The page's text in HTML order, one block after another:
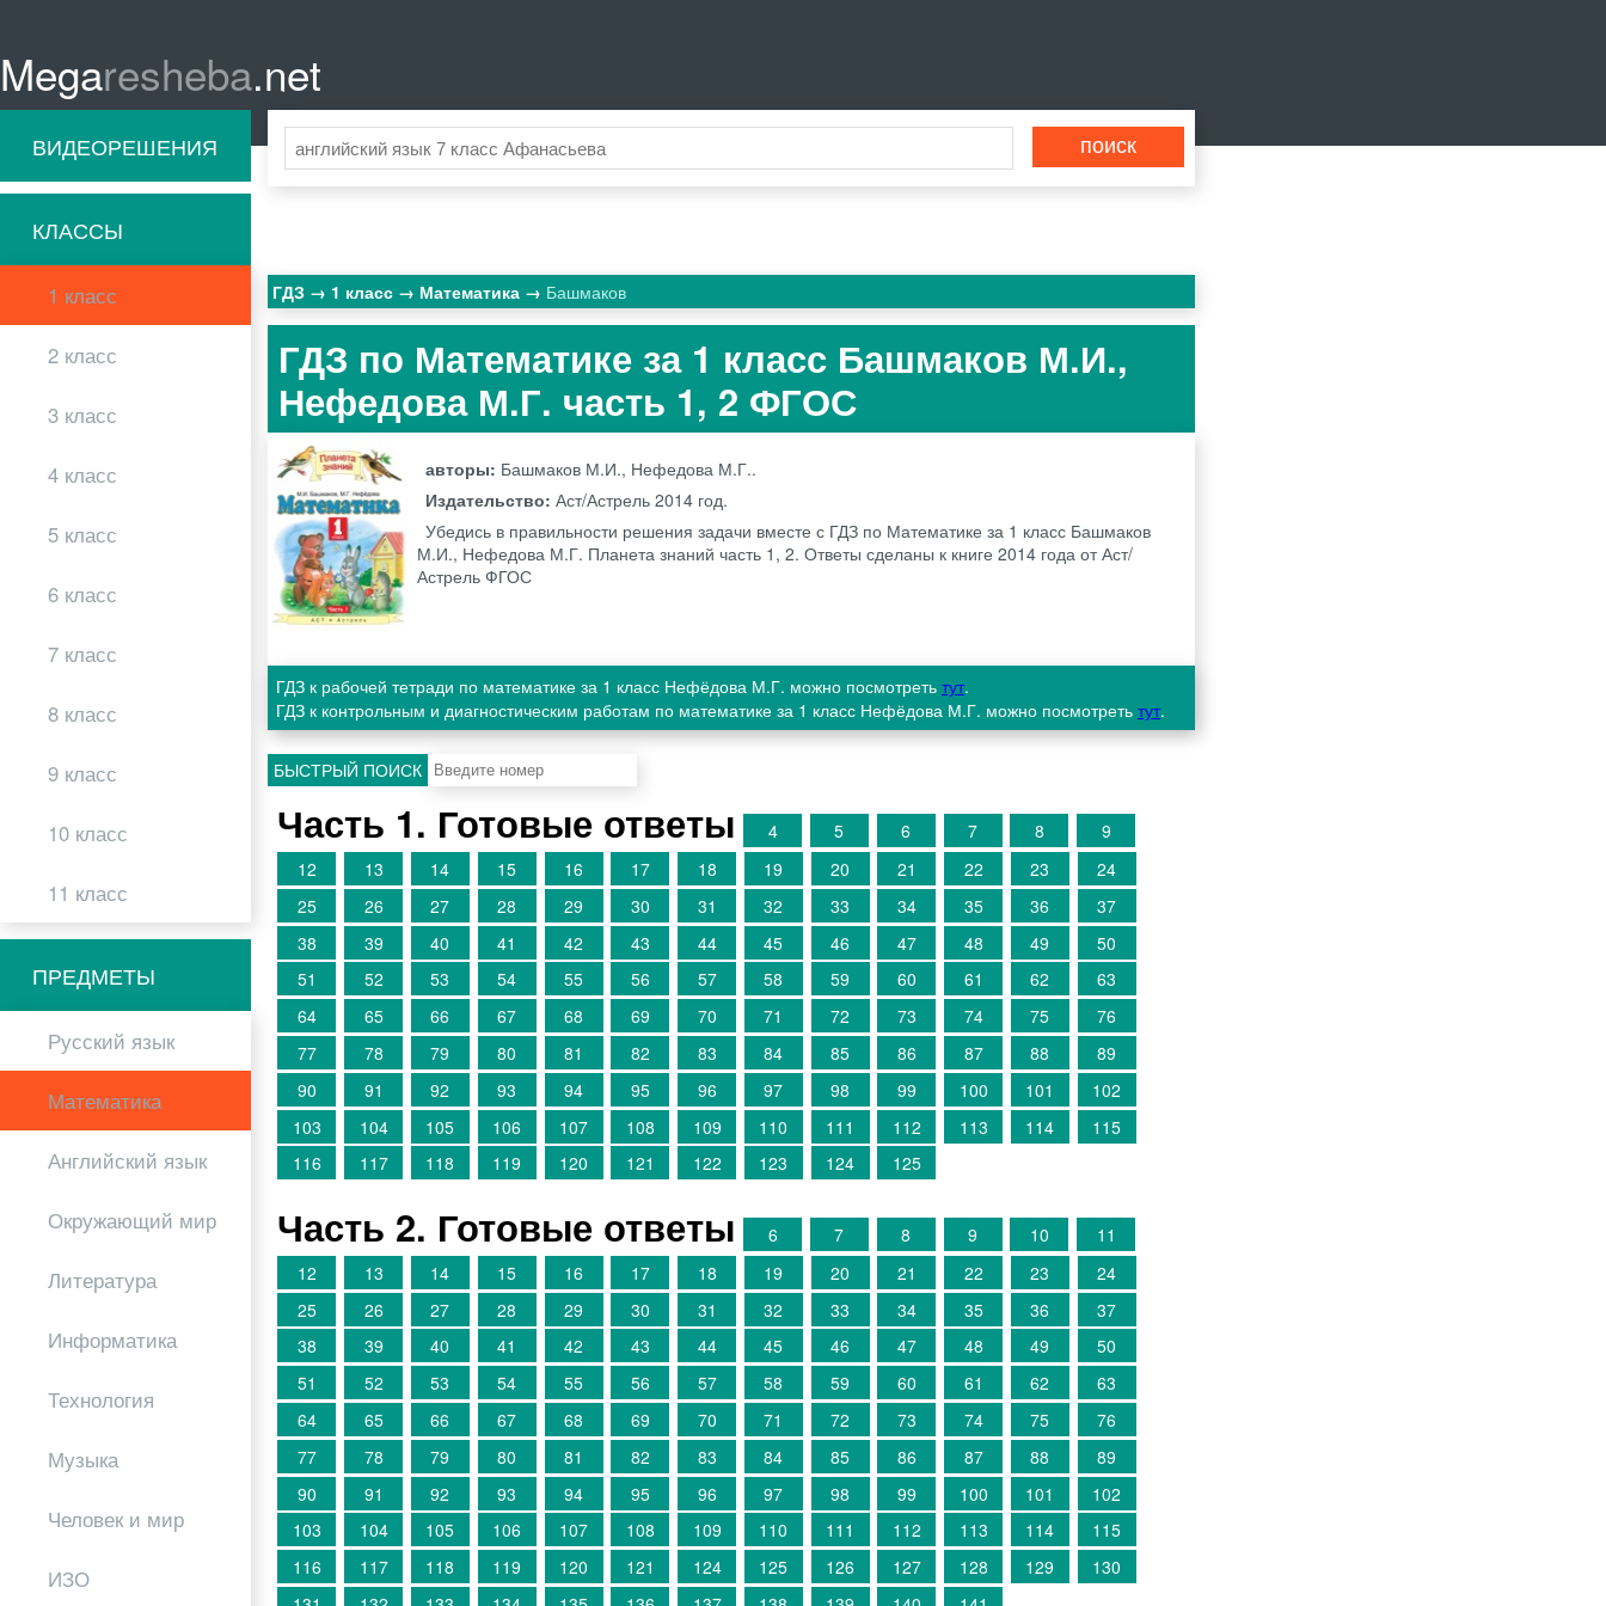
Megaresheba.net
ВИДЕОРЕШЕНИЯ
КЛАССЫ
1 класс
2 класс
3 класс
4 класс
5 класс
6 класс
7 класс
8 класс
9 класс
10 класс
11 класс
ПРЕДМЕТЫ
Русский язык
Математика
Английский язык
Окружающий мир
Литература
Информатика
Технология
Музыка
Человек и мир
ИЗО
ГДЗ 1 класс Математика Башмаков
ГДЗ по Математике за 1 класс Башмаков М.И.,
Нефедова М.Г. часть 1, 2 ФГОС
авторы: Башмаков М.И., Нефедова М.Г..
Издательство:Аст/Астрель 2014 год.
Убедись в правильности решения задачи вместе с ГДЗ по Математике за 1 класс Башмаков
М.И., Нефедова М.Г. Планета знаний часть 1, 2. Ответы сделаны к книге 2014 года от Аст/
Астрель ФГОС
ГДЗ к рабочей тетради по математике за 1 класс Нефёдова М.Г. можно посмотреть тут.
ГДЗ к контрольным и диагностическим работам по математике за 1 класс Нефёдова М.Г. можно посмотреть тут.
БЫСТРЫЙ ПОИСК
Часть 1. Готовые ответы 4 5 6 7 8
9
12
13 14 15 16 17 18 19 20 21 22 23
24
25
26 27 28 29 30 31 32 33 34 35 36
37
38
39 40 41 42 43 44 45 46 47 48 49
50
51
52 53 54 55 56 57 58 59 60 61 62
63
64
65 66 67 68 69 70 71 72 73 74 75
76
77
78 79 80 81 82 83 84 85 86 87 88
89
90
91 92 93 94 95 96 97 98 99 100 101
102
103
104 105 106 107 108 109 110 111 112 113 114
115
116
117 118 119 120 121 122 123 124 125
Часть 2. Готовые ответы 6 7 8 9 10
11
12
13 14 15 16 17 18 19 20 21 22 23
24
25
26 27 28 29 30 31 32 33 34 35 36
37
38
39 40 41 42 43 44 45 46 47 48 49
50
51
52 53 54 55 56 57 58 59 60 61 62
63
64
65 66 67 68 69 70 71 72 73 74 75
76
77
78 79 80 81 82 83 84 85 86 87 88
89
90
91 92 93 94 95 96 97 98 99 100 101
102
103
104 105 106 107 108 109 110 111 112 113 114
115
116
117 118 119 120 121 124 125 126 127 128 129
130